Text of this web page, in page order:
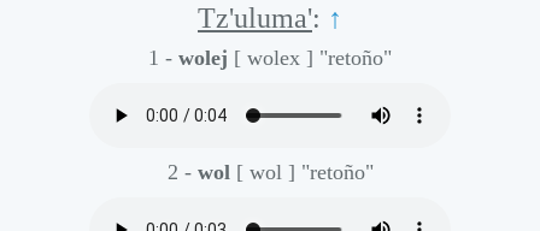
Tz'uluma': ↑
1 - wolej [ wolex ] "retoño"
2 - wol [ wol ] "retoño"